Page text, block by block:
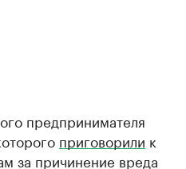
предпринимателя
приговорили к
за причинение вреда